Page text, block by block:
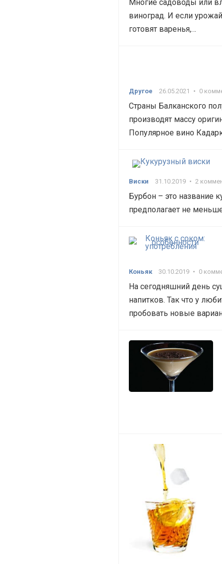
Многие садоводы или
виноград. И если
готовят варенья,…
Другое 26.05.2021 • 0
Страны Балканского
производят массу
Популярное вино
Виски 31.10.2019 • 2
Бурбон – это название
предполагает не
Коньяк 30.10.2019 • 0
На сегодняшний день
напитков. Так что у
пробовать новые